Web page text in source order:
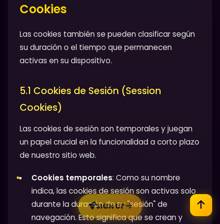
Cookies
Las cookies también se pueden clasificar según
su duración o el tiempo que permanecen
activas en su dispositivo.
5.1 Cookies de Sesión (Session
Cookies)
Las cookies de sesión son temporales y juegan
un papel crucial en la funcionalidad a corto plazo
de nuestro sitio web.
Cookies temporales: Como su nombre
indica, las cookies de sesión son activas solo
durante la duración de su "sesión" de
navegación. Esto significa que se crean y
SIGN UP